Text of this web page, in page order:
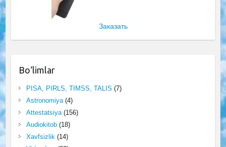
Заказать
Bo‘limlar
PISA, PIRLS, TIMSS, TALIS (7)
Astronomiya(4)
Attestatsiya(156)
Audiokitob(18)
Xavfsizlik(14)